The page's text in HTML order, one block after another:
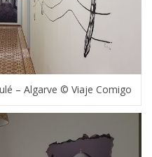
– Algarve © Viaje Comigo